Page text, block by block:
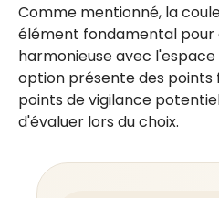
Comme mentionné, la
élément fondamental
harmonieuse avec
option présente des points
points de vigilance
d'évaluer lors du choix.